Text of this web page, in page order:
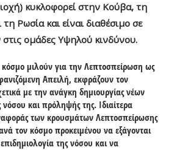
κυκλοφορεί στην Κούβα, τη
Ρωσία και είναι διαθέσιμο σε
ομάδες Υψηλού κινδύνου.
κόσμο μιλούν για την Λεπτοσπείρωση ως
Απειλή, εκφράζουν τον
με την ανάγκη δημιουργίας νέων
και πρόληψής της. Ιδιαίτερα
των κρουσμάτων Λεπτοσπείρωσης
τον κόσμο προκειμένου να εξάγονται
της νόσου και να